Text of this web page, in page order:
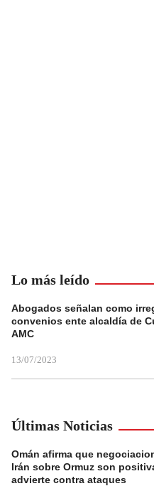
Lo más leído
Abogados señalan como
convenios ente alcaldía de
AMC
13/07/2023
Últimas Noticias
Omán afirma que
Irán sobre Ormuz son
advierte contra ataques